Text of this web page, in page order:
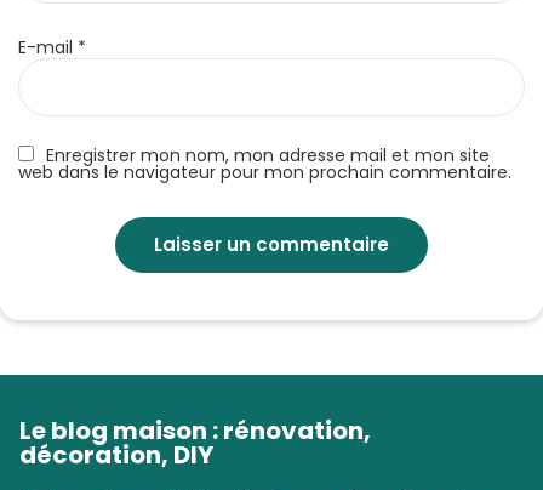
Enregistrer mon nom, mon adresse mail et mon site
web dans le navigateur pour mon prochain commentaire.
E-mail *
Le blog maison : rénovation,
décoration, DIY